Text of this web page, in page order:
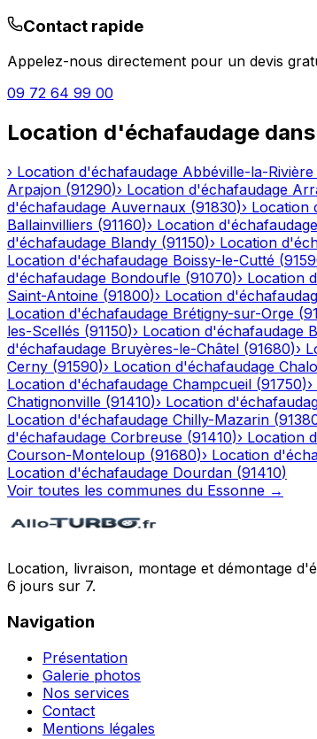
Contact rapide
Appelez-nous directement pour un devis
09 72 64 99 00
Location d'échafaudage
› Location d'échafaudage Abbéville-la-Rivière
Arpajon (91290)› Location d'échafaudage
d'échafaudage Auvernaux (91830)› Location
Ballainvilliers (91160)› Location d'échafaudage
d'échafaudage Blandy (91150)› Location
Location d'échafaudage Boissy-le-Cutté (
d'échafaudage Bondoufle (91070)› Location
Saint-Antoine (91800)› Location
Location d'échafaudage Brétigny-sur-Orge (
les-Scellés (91150)› Location d'échafaudage
d'échafaudage Bruyères-le-Châtel (91680)›
Cerny (91590)› Location d'échafaudage
Location d'échafaudage Champcueil (91750)›
Chatignonville (91410)› Location
Location d'échafaudage Chilly-Mazarin (
d'échafaudage Corbreuse (91410)› Location
Courson-Monteloup (91680)› Location
Location d'échafaudage Dourdan (91410)
Voir toutes les communes du Essonne →
Location, livraison, montage et démontage
6 jours sur 7.
Navigation
Présentation
Galerie photos
Nos services
Contact
Mentions légales